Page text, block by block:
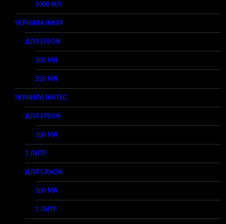
5000 МЛ
ЧЕРНИЛА INKRF
ДЛЯ EPSON
100 МЛ
250 МЛ
ЧЕРНИЛА INKTEC
ДЛЯ EPSON
100 МЛ
1 ЛИТР
ДЛЯ CANON
100 МЛ
1 ЛИТР